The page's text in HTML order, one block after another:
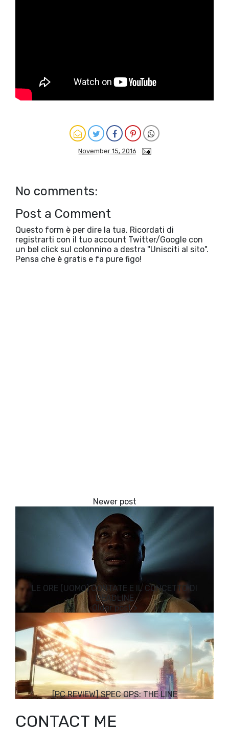
November 15, 2016
No comments:
Post a Comment
Questo form è per dire la tua. Ricordati di
registrarti con il tuo account Twitter/Google con
un bel click sul colonnino a destra "Unisciti al sito".
Pensa che è gratis e fa pure figo!
LE ORE (UOMO) CONTATE E IL CONCETTO DI
DEADLINE
[PC REVIEW] SPEC OPS: THE LINE
CONTACT ME